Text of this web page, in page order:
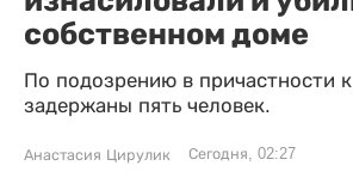
собственном доме
По подозрению в причастности
задержаны пять человек.
Анастасия Цирулик Сегодня, 02:27